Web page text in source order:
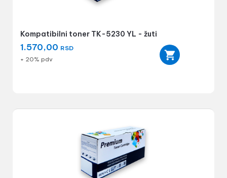
Kompatibilni toner TK-5230 YL - žuti
1.570,00 RSD
+ 20% pdv